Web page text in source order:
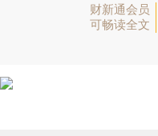
财新通会员
可畅读全文